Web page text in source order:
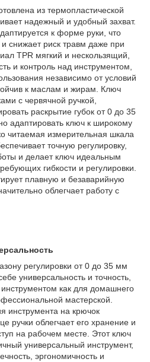
из термопластической
надежный и удобный захват.
к форме руки, что
снижает риск травм даже при
TPR мягкий и нескользящий,
и контроль над инструментом,
независимо от условий
к маслам и жирам. Ключ
с червячной ручкой,
раскрытие губок от 0 до 35
адаптировать ключ к широкому
читаемая измерительная шкала
точную регулировку,
и делает ключ идеальным
гибкости и регулировки.
плавную и безаварийную
облегчает работу с
регулировки от 0 до 35 мм
универсальность и точность,
как для домашнего
мастерской.
инструмента на крючок
ручки облегчает его хранение и
на рабочем месте. Этот ключ
универсальный инструмент,
эргономичность и